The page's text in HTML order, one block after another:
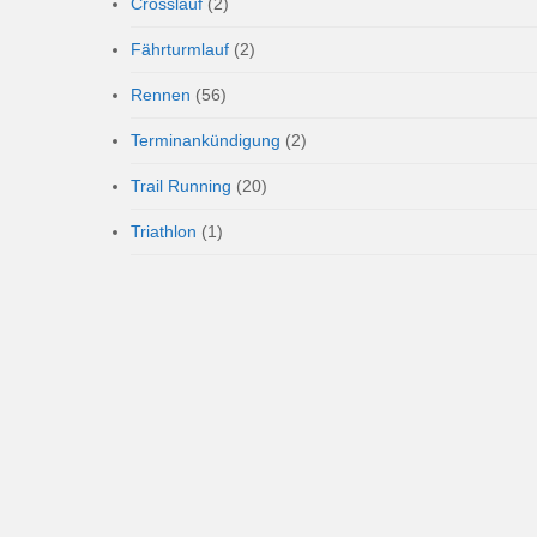
Fährturmlauf (2)
Rennen (56)
Terminankündigung (2)
Trail Running (20)
Triathlon (1)